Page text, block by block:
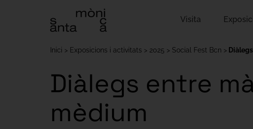
Visita
Inici Exposicions i activitats 2025 Social Fest Bcn
Diàlegs entre
mèdium